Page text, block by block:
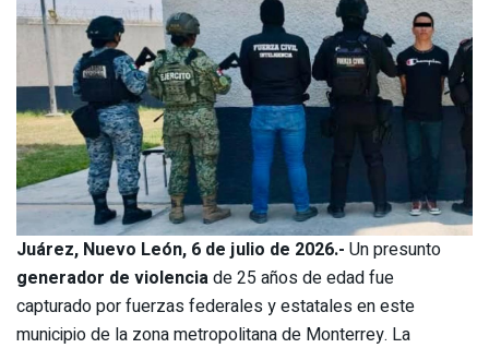
Juárez, Nuevo León, 6 de julio de 2026.- Un presunto
generador de violenciade 25 años de edad fue
capturado por fuerzas federales y estatales en este
municipio de la zona metropolitana de Monterrey. La